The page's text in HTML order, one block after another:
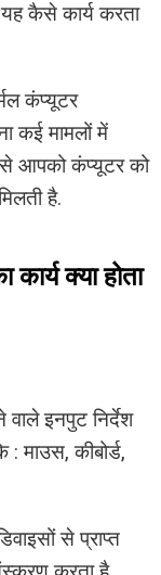
कैसे कार्य करता
कंप्यूटर
कई मामलों में
आपको कंप्यूटर को
है.
क्या होता
वाले इनपुट निर्देश
माउस, कीबोर्ड,
से प्राप्त